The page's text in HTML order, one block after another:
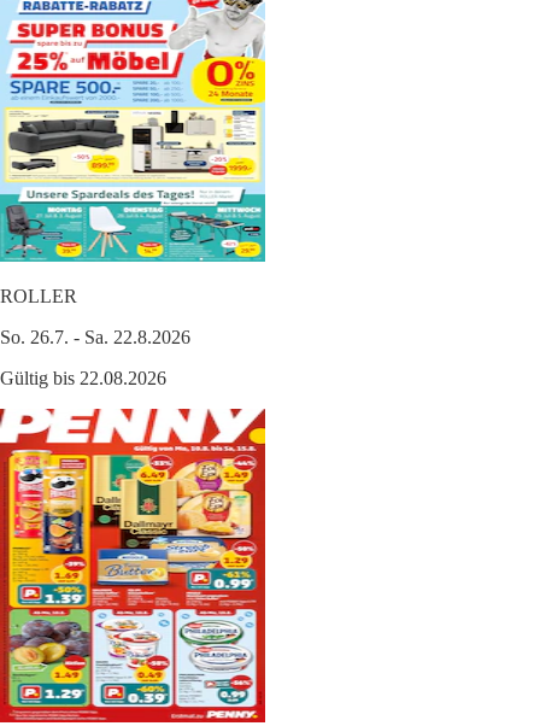
ROLLER
So. 26.7. - Sa. 22.8.2026
Gültig bis 22.08.2026